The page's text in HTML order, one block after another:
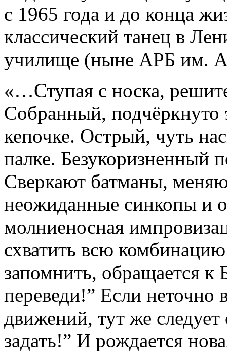
с 1965 года и до конца
классический танец в
училище (ныне АРБ им.
«…Ступая с носка,
Собранный, подчёркнуто
кепочке. Острый, чуть
палке. Безукоризненный
Сверкают батманы,
неожиданные синкопы и
молниеносная
схватить всю
запомнить, обращается к
переведи!” Если неточно
движений, тут же
задать!” И рождается